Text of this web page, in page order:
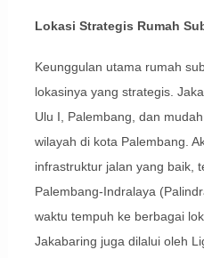
Lokasi Strategis Rumah
Keunggulan utama rumah
lokasinya yang strategis.
Ulu I, Palembang, dan
wilayah di kota Palembang.
infrastruktur jalan yang baik,
Palembang-Indralaya
waktu tempuh ke berbagai
Jakabaring juga dilalui oleh